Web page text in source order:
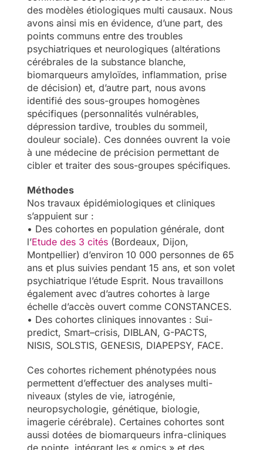
des modèles étiologiques multi causaux. Nous
avons ainsi mis en évidence, d’une part, des
points communs entre des troubles
psychiatriques et neurologiques (altérations
cérébrales de la substance blanche,
biomarqueurs amyloïdes, inflammation, prise
de décision) et, d’autre part, nous avons
identifié des sous-groupes homogènes
spécifiques (personnalités vulnérables,
dépression tardive, troubles du sommeil,
douleur sociale). Ces données ouvrent la voie
à une médecine de précision permettant de
cibler et traiter des sous-groupes spécifiques.
Méthodes
Nos travaux épidémiologiques et cliniques
s’appuient sur :
• Des cohortes en population générale, dont
l’Etude des 3 cités(Bordeaux, Dijon,
Montpellier) d’environ 10 000 personnes de 65
ans et plus suivies pendant 15 ans, et son volet
psychiatrique l’étude Esprit. Nous travaillons
également avec d’autres cohortes à large
échelle d’accès ouvert comme CONSTANCES.
• Des cohortes cliniques innovantes : Sui-
predict, Smart–crisis, DIBLAN, G-PACTS,
NISIS, SOLSTIS, GENESIS, DIAPEPSY, FACE.
Ces cohortes richement phénotypées nous
permettent d’effectuer des analyses multi-
niveaux (styles de vie, iatrogénie,
neuropsychologie, génétique, biologie,
imagerie cérébrale). Certaines cohortes sont
aussi dotées de biomarqueurs infra-cliniques
de pointe, intégrant les « omics » et des